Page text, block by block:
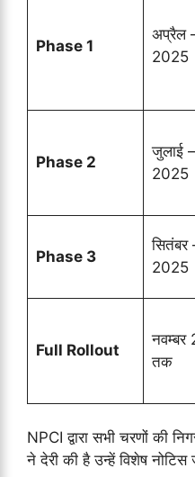
Phase 1
अप्रैल
2025
Phase 2
जुलाई
2025
Phase 3
सितंबर
2025
Full Rollout
नवम्बर
तक
NPCI द्वारा सभी चरणों की
ने देरी की है उन्हें विशेष नोटिस